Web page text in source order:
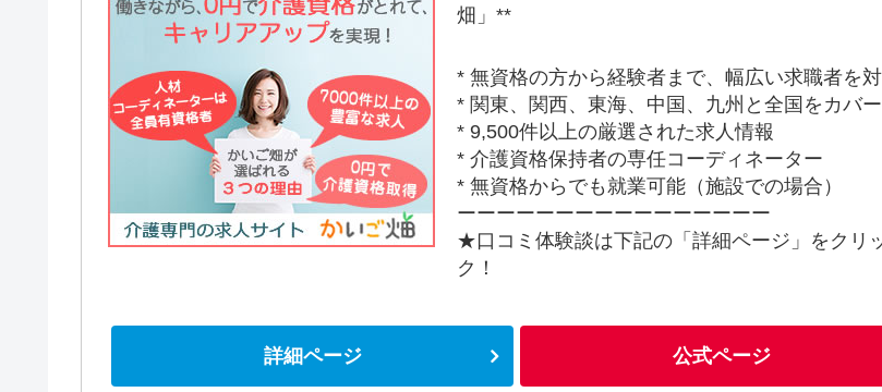
畑」**
* 無資格の方から経験者まで、幅広い求職者を
* 関東、関西、東海、中国、九州と全国をカバー
* 9,500件以上の厳選された求人情報
* 介護資格保持者の専任コーディネーター
* 無資格からでも就業可能（施設での場合）
ーーーーーーーーーーーーーーーー
★口コミ体験談は下記の「詳細ページ」をクリ
ク！
詳細ページ 公式ページ